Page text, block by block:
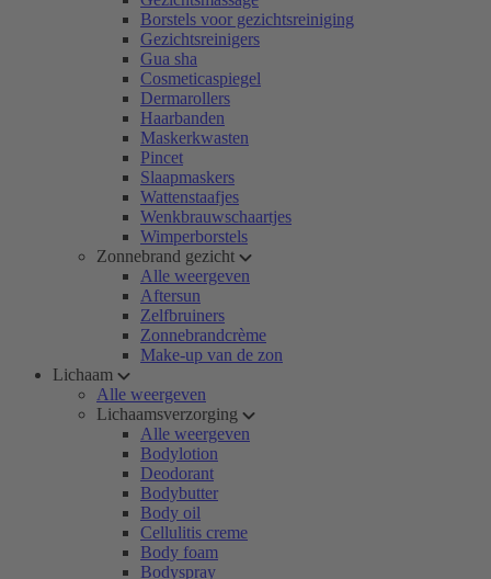
Borstels voor gezichtsreiniging
Gezichtsreinigers
Gua sha
Cosmeticaspiegel
Dermarollers
Haarbanden
Maskerkwasten
Pincet
Slaapmaskers
Wattenstaafjes
Wenkbrauwschaartjes
Wimperborstels
Zonnebrand gezicht
Alle weergeven
Aftersun
Zelfbruiners
Zonnebrandcrème
Make-up van de zon
Lichaam
Alle weergeven
Lichaamsverzorging
Alle weergeven
Bodylotion
Deodorant
Bodybutter
Body oil
Cellulitis creme
Body foam
Bodyspray